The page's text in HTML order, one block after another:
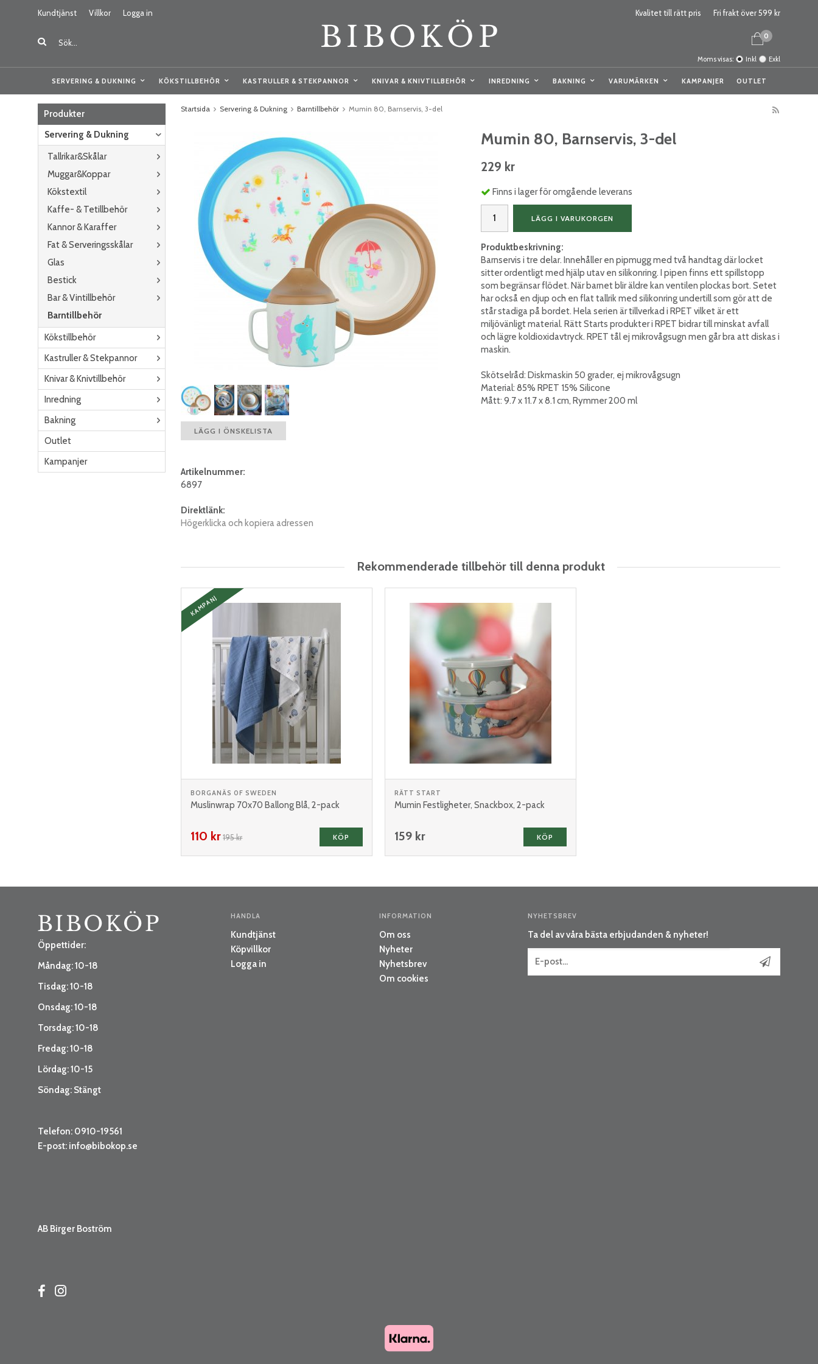
Kundtjänst Villkor Logga in Kvalitet till rätt pris Fri frakt över 599 kr
0
Moms visas: Inkl Exkl
SERVERING & DUKNING KÖKSTILLBEHÖR KASTRULLER & STEKPANNOR KNIVAR & KNIVTILLBEHÖR INREDNING BAKNING VARUMÄRKEN KAMPANJER OUTLET
Produkter
Servering & Dukning
Tallrikar&Skålar
Muggar&Koppar
Kökstextil
Kaffe- & Tetillbehör
Kannor & Karaffer
Fat & Serveringsskålar
Glas
Bestick
Bar & Vintillbehör
Barntillbehör
Kökstillbehör
Kastruller & Stekpannor
Knivar & Knivtillbehör
Inredning
Bakning
Outlet
Kampanjer
Startsida Servering & Dukning Barntillbehör Mumin 80, Barnservis, 3-del
Mumin 80, Barnservis, 3-del
229 kr
Finns i lager för omgående leverans
LÄGG I VARUKORGEN
Produktbeskrivning:
Barnservis i tre delar. Innehåller en pipmugg med två handtag där locket
sitter ordentligt med hjälp utav en silikonring. I pipen finns ett spillstopp
som begränsar flödet. När barnet blir äldre kan ventilen plockas bort. Setet
har också en djup och en flat tallrik med silikonring undertill som gör att de
står stadiga på bordet. Hela serien är tillverkad i RPET vilket är ett
miljövänligt material. Rätt Starts produkter i RPET bidrar till minskat avfall
och lägre koldioxidavtryck. RPET tål ej mikrovågsugn men går bra att diskas i
maskin.
Skötselråd: Diskmaskin 50 grader, ej mikrovågsugn
Material: 85% RPET 15% Silicone
Mått: 9.7 x 11.7 x 8.1 cm, Rymmer 200 ml
LÄGG I ÖNSKELISTA
Artikelnummer:
6897
Direktlänk:
Högerklicka och kopiera adressen
Rekommenderade tillbehör till denna produkt
BORGANÄS 0F SWEDEN
Muslinwrap 70x70 Ballong Blå, 2-pack
KAMPANJ
110 kr 195 kr KÖP
RÄTT START
Mumin Festligheter, Snackbox, 2-pack
159 kr KÖP
Öppettider:
Måndag: 10-18
Tisdag: 10-18
Onsdag: 10-18
Torsdag: 10-18
Fredag: 10-18
Lördag: 10-15
Söndag: Stängt
Telefon: 0910-19561
E-post: info@bibokop.se
AB Birger Boström
HANDLA
Kundtjänst
Köpvillkor
Logga in
INFORMATION
Om oss
Nyheter
Nyhetsbrev
Om cookies
NYHETSBREV
Ta del av våra bästa erbjudanden & nyheter!